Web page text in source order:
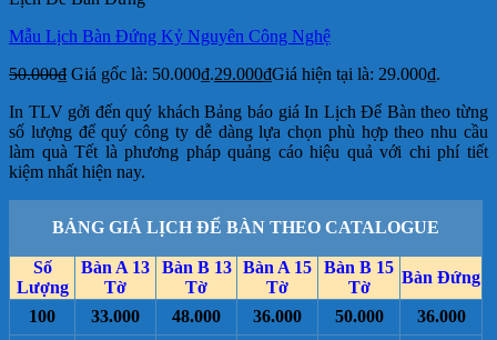
Mẫu Lịch Bàn Đứng Kỷ Nguyên Công Nghệ
50.000₫ Giá gốc là: 50.000₫.29.000₫Giá hiện tại là: 29.000₫.
In TLV gởi đến quý khách Bảng báo giá In Lịch Để Bàn theo từng
số lượng để quý công ty dễ dàng lựa chọn phù hợp theo nhu cầu
làm quà Tết là phương pháp quảng cáo hiệu quả với chi phí tiết
kiệm nhất hiện nay.
BẢNG GIÁ LỊCH ĐỂ BÀN THEO CATALOGUE
Số
Lượng
Bàn A 13
Tờ
Bàn B 13
Tờ
Bàn A 15
Tờ
Bàn B 15
Tờ
Bàn Đứng
100 33.000 48.000 36.000 50.000
36.000